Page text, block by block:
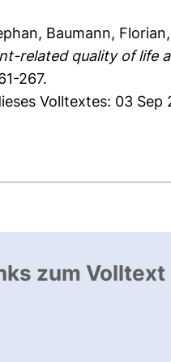
, Baumann, Florian
related quality of life
267.
Volltextes: 03 Sep
zum Volltext
öffnet neues